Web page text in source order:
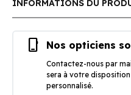
INFORMATIONS DU
phone_iphone Nos opticiens
Contactez-nous par
sera à votre
personnalisé.